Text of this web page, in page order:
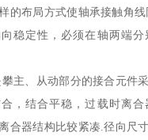
的布局方式使轴承接触角
稳定性，必须在轴两端
主、从动部分的接合元件
，结合平稳，过载时离
合器结构比较紧凑.径向尺